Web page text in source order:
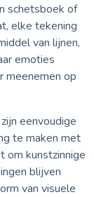
schetsboek of
elke tekening
van lijnen,
emoties
meenemen op
eenvoudige
te maken met
om kunstzinnige
blijven
van visuele